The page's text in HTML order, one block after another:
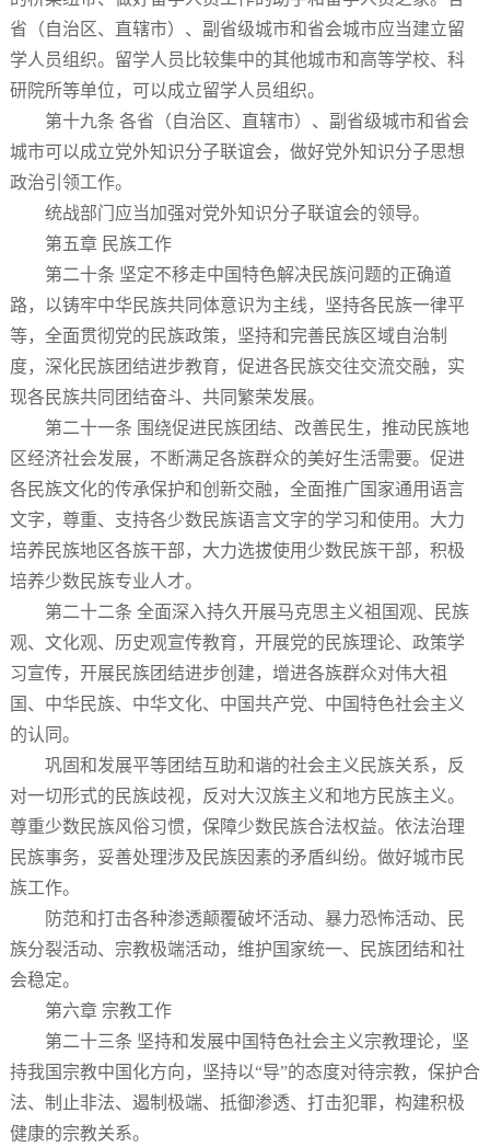
省（自治区、直辖市）、副省级城市和省会城市应当建立留
学人员组织。留学人员比较集中的其他城市和高等学校、科
研院所等单位，可以成立留学人员组织。
第十九条 各省（自治区、直辖市）、副省级城市和省会
城市可以成立党外知识分子联谊会，做好党外知识分子思想
政治引领工作。
统战部门应当加强对党外知识分子联谊会的领导。
第五章 民族工作
第二十条 坚定不移走中国特色解决民族问题的正确道
路，以铸牢中华民族共同体意识为主线，坚持各民族一律平
等，全面贯彻党的民族政策，坚持和完善民族区域自治制
度，深化民族团结进步教育，促进各民族交往交流交融，实
现各民族共同团结奋斗、共同繁荣发展。
第二十一条 围绕促进民族团结、改善民生，推动民族地
区经济社会发展，不断满足各族群众的美好生活需要。促进
各民族文化的传承保护和创新交融，全面推广国家通用语言
文字，尊重、支持各少数民族语言文字的学习和使用。大力
培养民族地区各族干部，大力选拔使用少数民族干部，积极
培养少数民族专业人才。
第二十二条 全面深入持久开展马克思主义祖国观、民族
观、文化观、历史观宣传教育，开展党的民族理论、政策学
习宣传，开展民族团结进步创建，增进各族群众对伟大祖
国、中华民族、中华文化、中国共产党、中国特色社会主义
的认同。
巩固和发展平等团结互助和谐的社会主义民族关系，反
对一切形式的民族歧视，反对大汉族主义和地方民族主义。
尊重少数民族风俗习惯，保障少数民族合法权益。依法治理
民族事务，妥善处理涉及民族因素的矛盾纠纷。做好城市民
族工作。
防范和打击各种渗透颠覆破坏活动、暴力恐怖活动、民
族分裂活动、宗教极端活动，维护国家统一、民族团结和社
会稳定。
第六章 宗教工作
第二十三条 坚持和发展中国特色社会主义宗教理论，坚
持我国宗教中国化方向，坚持以“导”的态度对待宗教，保护合
法、制止非法、遏制极端、抵御渗透、打击犯罪，构建积极
健康的宗教关系。